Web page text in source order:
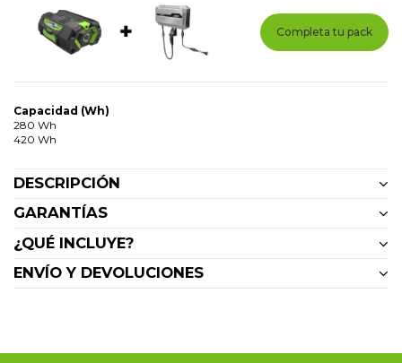
Completa tu pack
DESCRIPCIÓN
Capacidad (Wh)
280 Wh
420 Wh
GARANTÍAS
¿QUÉ INCLUYE?
ENVÍO Y DEVOLUCIONES